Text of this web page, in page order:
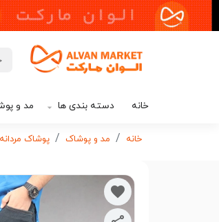
خانه دسته بندی ها مد و
خانه مد و پوشاک پوشاک مردانه